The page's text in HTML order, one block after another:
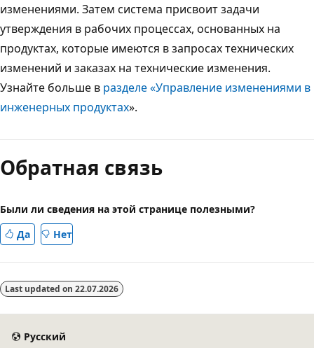
изменениями. Затем система присвоит задачи
утверждения в рабочих процессах, основанных на
продуктах, которые имеются в запросах технических
изменений и заказах на технические изменения.
Узнайте больше в разделе «Управление изменениями в
инженерных продуктах».
чтения
выключен
Обратная связь
Были ли сведения на этой странице полезными?
Да
Нет
Last updated on 22.07.2026
Русский